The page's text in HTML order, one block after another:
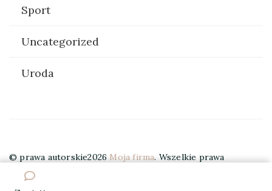
Sport
Uncategorized
Uroda
© prawa autorskie2026Moja firma. Wszelkie prawa
zastrzeżone.